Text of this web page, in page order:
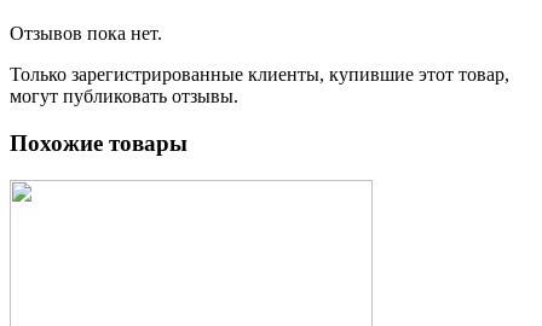
Отзывов пока нет.
Только зарегистрированные клиенты, купившие этот товар,
могут публиковать отзывы.
Похожие товары